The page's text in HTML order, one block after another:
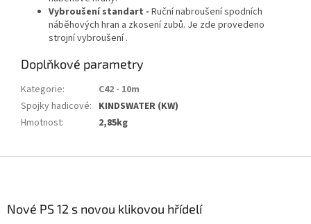
Vybroušení standart - Ruční nabroušení spodních
náběhových hran a zkosení zubů. Je zde provedeno
strojní vybroušení .
Doplňkové parametry
Kategorie:
C42 - 10m
Spojky hadicové: KINDSWATER (KW)
Hmotnost: 2,85kg
Nové PS 12 s novou klikovou hřídelí